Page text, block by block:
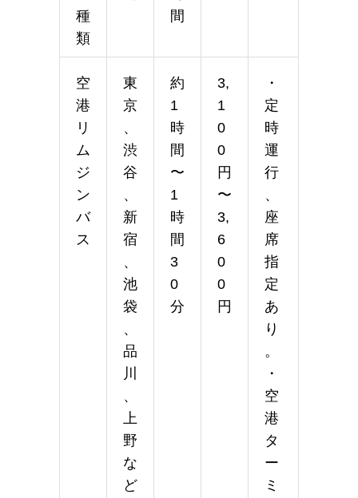
種
類
間
空
港
リ
ム
ジ
ン
バ
ス
東
京
、
渋
谷
、
新
宿
、
池
袋
、
品
川
、
上
野
な
ど
約
1
時
間
〜
1
時
間
3
0
分
3,
1
0
0
円
〜
3,
6
0
0
円
・
定
時
運
行
、
座
席
指
定
あ
り
。
・
空
港
タ
ー
ミ